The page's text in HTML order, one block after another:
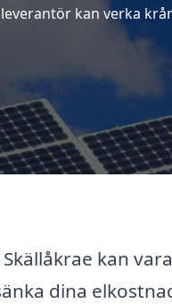
kan verka
kan
dina